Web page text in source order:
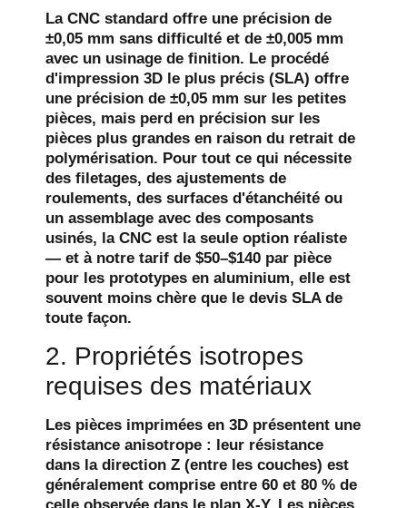
La CNC standard offre une précision de
±0,05 mm sans difficulté et de ±0,005 mm
avec un usinage de finition. Le procédé
d'impression 3D le plus précis (SLA) offre
une précision de ±0,05 mm sur les petites
pièces, mais perd en précision sur les
pièces plus grandes en raison du retrait de
polymérisation. Pour tout ce qui nécessite
des filetages, des ajustements de
roulements, des surfaces d'étanchéité ou
un assemblage avec des composants
usinés, la CNC est la seule option réaliste
— et à notre tarif de $50–$140 par pièce
pour les prototypes en aluminium, elle est
souvent moins chère que le devis SLA de
toute façon.
2. Propriétés isotropes
requises des matériaux
Les pièces imprimées en 3D présentent une
résistance anisotrope : leur résistance
dans la direction Z (entre les couches) est
généralement comprise entre 60 et 80 % de